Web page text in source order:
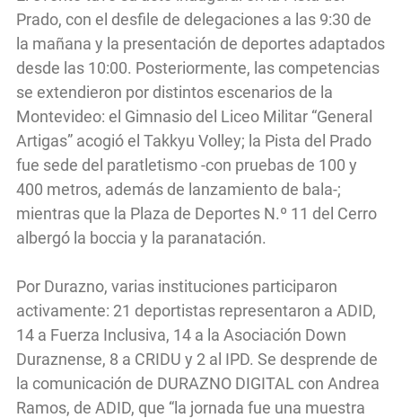
Prado, con el desfile de delegaciones a las 9:30 de
la mañana y la presentación de deportes adaptados
desde las 10:00. Posteriormente, las competencias
se extendieron por distintos escenarios de la
Montevideo: el Gimnasio del Liceo Militar “General
Artigas” acogió el Takkyu Volley; la Pista del Prado
fue sede del paratletismo -con pruebas de 100 y
400 metros, además de lanzamiento de bala-;
mientras que la Plaza de Deportes N.º 11 del Cerro
albergó la boccia y la paranatación.
Por Durazno, varias instituciones participaron
activamente: 21 deportistas representaron a ADID,
14 a Fuerza Inclusiva, 14 a la Asociación Down
Duraznense, 8 a CRIDU y 2 al IPD. Se desprende de
la comunicación de DURAZNO DIGITAL con Andrea
Ramos, de ADID, que “la jornada fue una muestra